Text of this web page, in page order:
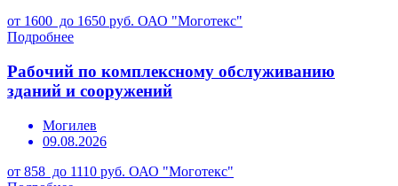
от 1600 до 1650 руб. ОАО "Моготекс"
Подробнее
Рабочий по комплексному обслуживанию
зданий и сооружений
Могилев
09.08.2026
от 858 до 1110 руб. ОАО "Моготекс"